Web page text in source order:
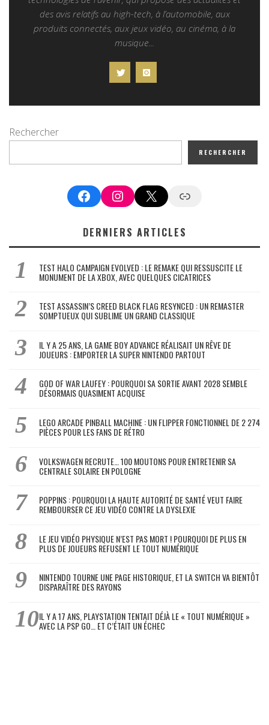
des avis relatifs au high-tech, à l’automobile, aux
produits connectés, aux jeux vidéo, au cinéma, à la
musique...
Rechercher
RECHERCHER
FacebookInstagram
X Google News
DERNIERS ARTICLES
TEST HALO CAMPAIGN EVOLVED : LE REMAKE QUI RESSUSCITE LE
MONUMENT DE LA XBOX, AVEC QUELQUES CICATRICES
TEST ASSASSIN’S CREED BLACK FLAG RESYNCED : UN REMASTER
SOMPTUEUX QUI SUBLIME UN GRAND CLASSIQUE
IL Y A 25 ANS, LA GAME BOY ADVANCE RÉALISAIT UN RÊVE DE
JOUEURS : EMPORTER LA SUPER NINTENDO PARTOUT
GOD OF WAR LAUFEY : POURQUOI SA SORTIE AVANT 2028 SEMBLE
DÉSORMAIS QUASIMENT ACQUISE
LEGO ARCADE PINBALL MACHINE : UN FLIPPER FONCTIONNEL DE 2 274
PIÈCES POUR LES FANS DE RÉTRO
VOLKSWAGEN RECRUTE… 100 MOUTONS POUR ENTRETENIR SA
CENTRALE SOLAIRE EN POLOGNE
POPPINS : POURQUOI LA HAUTE AUTORITÉ DE SANTÉ VEUT FAIRE
REMBOURSER CE JEU VIDÉO CONTRE LA DYSLEXIE
LE JEU VIDÉO PHYSIQUE N’EST PAS MORT ! POURQUOI DE PLUS EN
PLUS DE JOUEURS REFUSENT LE TOUT NUMÉRIQUE
NINTENDO TOURNE UNE PAGE HISTORIQUE, ET LA SWITCH VA BIENTÔT
DISPARAÎTRE DES RAYONS
IL Y A 17 ANS, PLAYSTATION TENTAIT DÉJÀ LE « TOUT NUMÉRIQUE »
AVEC LA PSP GO… ET C’ÉTAIT UN ÉCHEC